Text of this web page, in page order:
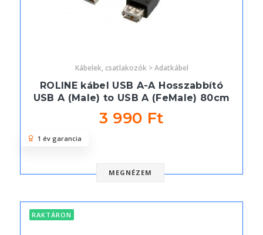
Kábelek, csatlakozók > Adatkábel
ROLINE kábel USB A-A Hosszabbító
USB A (Male) to USB A (FeMale) 80cm
3 990 Ft
MEGNÉZEM
1 év garancia
RAKTÁRON